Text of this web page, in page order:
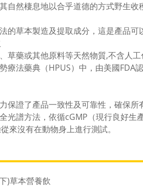
自然棲息地以合乎道德的方式野生收
的草本製造及提取成分，這是產品可
草藥或其他原料等天然物質,不含人工
療法藥典（HPUS）中，由美國FDA
保證了產品一致性及可靠性，確保所
光譜方法，依循cGMP（現行良好生
來沒有在動物身上進行測試。
)草本營養飲